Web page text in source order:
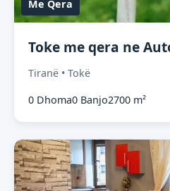
Me Qera
Toke me qera ne
Tiranë • Tokë
0 Dhoma0 Banjo2700 m²